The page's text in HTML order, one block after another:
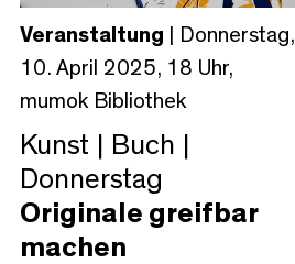
Veranstaltung | Donnerstag,
10. April 2025, 18 Uhr,
mumok Bibliothek
Kunst | Buch |
Donnerstag
Originale greifbar
machen